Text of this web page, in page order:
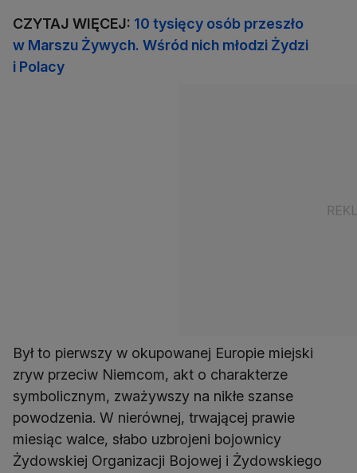
CZYTAJ WIĘCEJ: 10 tysięcy osób przeszło
w Marszu Żywych. Wśród nich młodzi Żydzi
i Polacy
Był to pierwszy w okupowanej Europie miejski
zryw przeciw Niemcom, akt o charakterze
symbolicznym, zważywszy na nikłe szanse
powodzenia. W nierównej, trwającej prawie
miesiąc walce, słabo uzbrojeni bojownicy
Żydowskiej Organizacji Bojowej i Żydowskiego